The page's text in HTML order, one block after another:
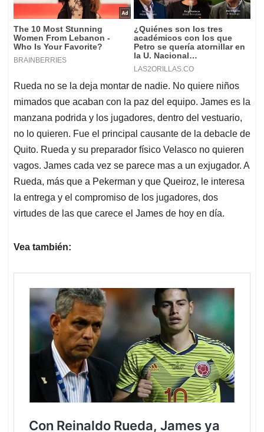
Rueda no se la deja montar de nadie. No quiere niños
mimados que acaban con la paz del equipo. James es la
manzana podrida y los jugadores, dentro del vestuario,
no lo quieren. Fue el principal causante de la debacle de
Quito. Rueda y su preparador físico Velasco no quieren
vagos. James cada vez se parece mas a un exjugador. A
Rueda, más que a Pekerman y que Queiroz, le interesa
la entrega y el compromiso de los jugadores, dos
virtudes de las que carece el James de hoy en día.
Vea también: